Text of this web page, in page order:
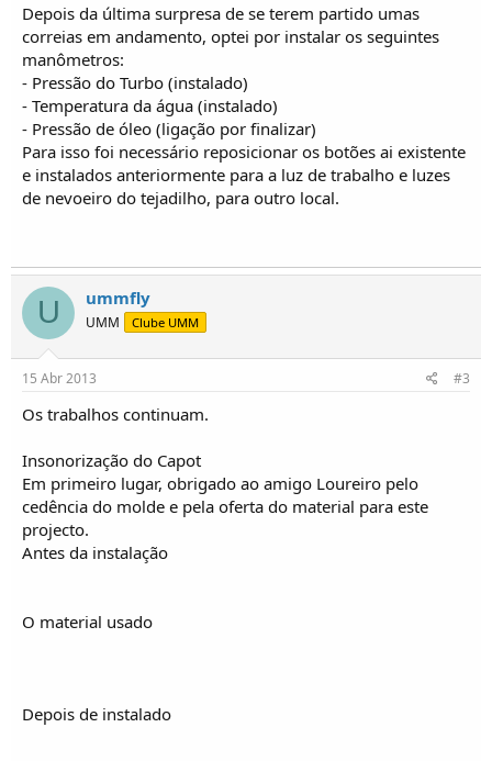
Depois da última surpresa de se terem partido umas
correias em andamento, optei por instalar os seguintes
manômetros:
- Pressão do Turbo (instalado)
- Temperatura da água (instalado)
- Pressão de óleo (ligação por finalizar)
Para isso foi necessário reposicionar os botões ai existente
e instalados anteriormente para a luz de trabalho e luzes
de nevoeiro do tejadilho, para outro local.
U ummfly
UMM Clube UMM
15 Abr 2013 #3
Os trabalhos continuam.
Insonorização do Capot
Em primeiro lugar, obrigado ao amigo Loureiro pelo
cedência do molde e pela oferta do material para este
projecto.
Antes da instalação
O material usado
Depois de instalado